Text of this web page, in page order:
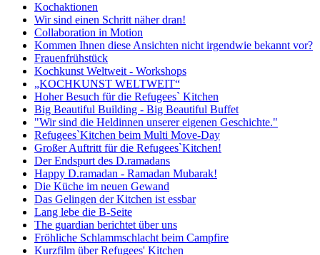
Kochaktionen
Wir sind einen Schritt näher dran!
Collaboration in Motion
Kommen Ihnen diese Ansichten nicht irgendwie bekannt vor?
Frauenfrühstück
Kochkunst Weltweit - Workshops
„KOCHKUNST WELTWEIT“
Hoher Besuch für die Refugees` Kitchen
Big Beautiful Building - Big Beautiful Buffet
"Wir sind die Heldinnen unserer eigenen Geschichte."
Refugees`Kitchen beim Multi Move-Day
Großer Auftritt für die Refugees`Kitchen!
Der Endspurt des D.ramadans
Happy D.ramadan - Ramadan Mubarak!
Die Küche im neuen Gewand
Das Gelingen der Kitchen ist essbar
Lang lebe die B-Seite
The guardian berichtet über uns
Fröhliche Schlammschlacht beim Campfire
Kurzfilm über Refugees' Kitchen